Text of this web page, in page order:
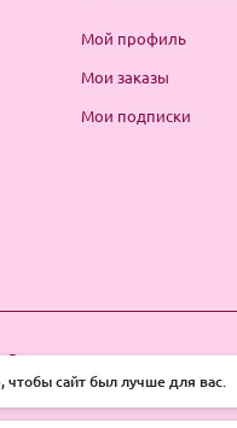
Мой профиль
Мои заказы
Мои подписки
Все права защищены
сайт был лучше для вас.